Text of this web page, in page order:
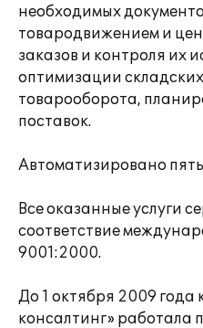
необходимых
товародвижением и
заказов и контроля их
оптимизации
товарооборота,
поставок.
Автоматизировано
Все оказанные услуги
соответствие
9001:2000.
До 1 октября 2009 года
консалтинг» работала